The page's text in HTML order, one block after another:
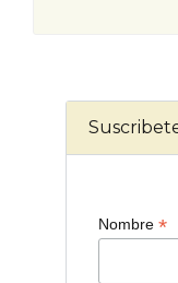
Nombre *